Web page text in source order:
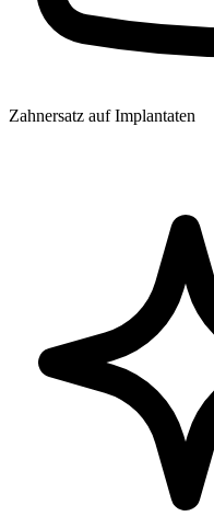
Zahnersatz auf Implantaten